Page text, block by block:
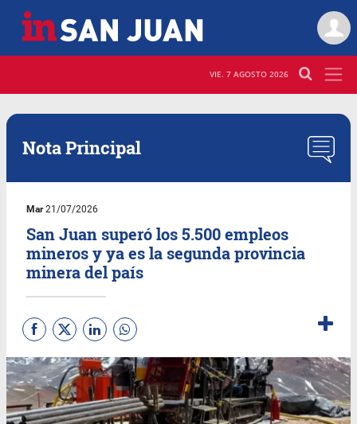
VIE. 7 AGOSTO 2026
Nota Principal
Mar21/07/2026
San Juan superó los 5.500 empleos
mineros y ya es la segunda provincia
minera del país